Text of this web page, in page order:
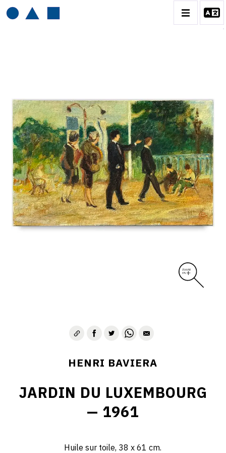
BIOGRAPHIE
CATALOGUE DES OEUVRES
TOME 1: PEINTURES ET RELIEFS
TOME 2 : GRAVURES
CONTACT
HENRI BAVIERA
JARDIN DU LUXEMBOURG
— 1961
Huile sur toile, 38 x 61 cm.